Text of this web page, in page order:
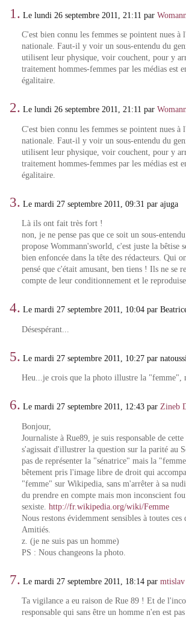
1. Le lundi 26 septembre 2011, 21:11 par
C'est bien connu les femmes se pointent nues à
nationale. Faut-il y voir un sous-entendu du
utilisent leur physique, voir couchent, pour y
traitement hommes-femmes par les médias est
égalitaire.
2. Le lundi 26 septembre 2011, 21:11 par
C'est bien connu les femmes se pointent nues à
nationale. Faut-il y voir un sous-entendu du
utilisent leur physique, voir couchent, pour y
traitement hommes-femmes par les médias est
égalitaire.
3. Le mardi 27 septembre 2011, 09:31 par ajuga
Là ils ont fait très fort !
non, je ne pense pas que ce soit un sous-
propose Wommann'sworld, c'est juste la bêtise
bien enfoncée dans la tête des rédacteurs. Qui
pensé que c'était amusant, ben tiens ! Ils ne se
compte de leur conditionnement et le
4. Le mardi 27 septembre 2011, 10:04 par
Désespérant...
5. Le mardi 27 septembre 2011, 10:27 par
Heu...je crois que la photo illustre la "femme",
6. Le mardi 27 septembre 2011, 12:43 parZineb
Bonjour,
Journaliste à Rue89, je suis responsable de
s'agissait d'illustrer la question sur la parité au
pas de représenter la "sénatrice" mais la
bêtement pris l'image libre de droit qui
"femme" sur Wikipedia, sans m'arrêter à sa
du prendre en compte mais mon inconscient
sexiste. http://fr.wikipedia.org/wiki/Femme
Nous restons évidemment sensibles à toutes ces
Amitiés.
z. (je ne suis pas un homme)
PS : Nous changeons la photo.
7. Le mardi 27 septembre 2011, 18:14 parmtislav
Ta vigilance a eu raison de Rue 89 ! Et de
responsable qui sans être un homme n'en est